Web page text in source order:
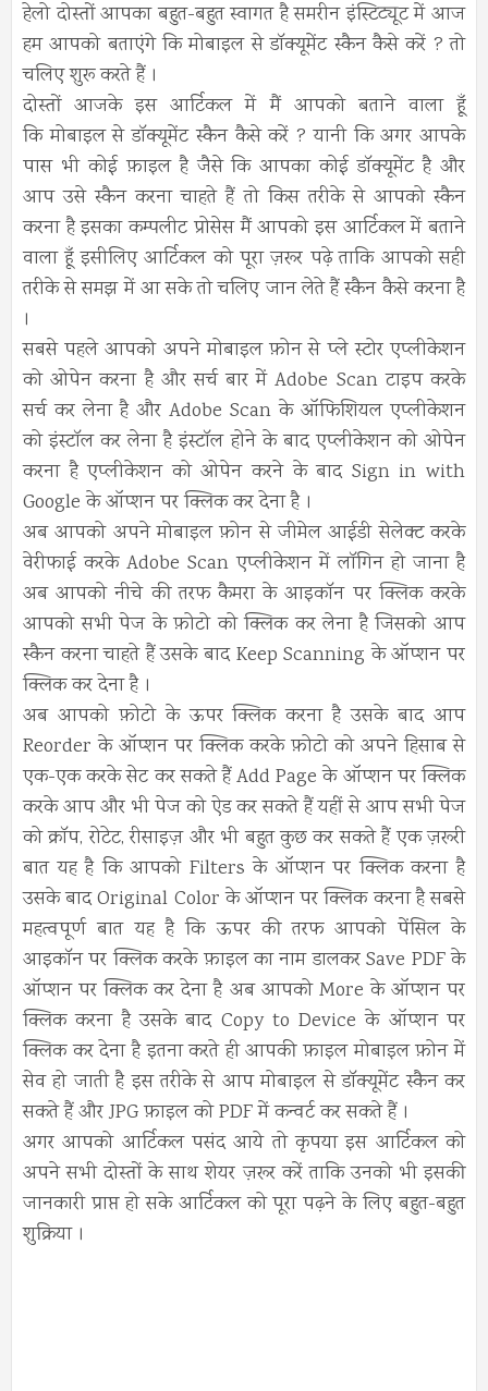
हेलो दोस्तों आपका बहुत-बहुत स्वागत है समरीन इंस्टिट्यूट में आज
हम आपको बताएंगे कि मोबाइल से डॉक्यूमेंट स्कैन कैसे करें ? तो
चलिए शुरू करते हैं ।
दोस्तों आजके इस आर्टिकल में मैं आपको बताने वाला हूँ
कि मोबाइल से डॉक्यूमेंट स्कैन कैसे करें ? यानी कि अगर आपके
पास भी कोई फ़ाइल है जैसे कि आपका कोई डॉक्यूमेंट है और
आप उसे स्कैन करना चाहते हैं तो किस तरीके से आपको स्कैन
करना है इसका कम्पलीट प्रोसेस मैं आपको इस आर्टिकल में बताने
वाला हूँ इसीलिए आर्टिकल को पूरा ज़रूर पढ़े ताकि आपको सही
तरीके से समझ में आ सके तो चलिए जान लेते हैं स्कैन कैसे करना है
।
सबसे पहले आपको अपने मोबाइल फ़ोन से प्ले स्टोर एप्लीकेशन
को ओपेन करना है और सर्च बार में Adobe Scan टाइप करके
सर्च कर लेना है और Adobe Scan के ऑफिशियल एप्लीकेशन
को इंस्टॉल कर लेना है इंस्टॉल होने के बाद एप्लीकेशन को ओपेन
करना है एप्लीकेशन को ओपेन करने के बाद Sign in with
Google के ऑप्शन पर क्लिक कर देना है ।
अब आपको अपने मोबाइल फ़ोन से जीमेल आईडी सेलेक्ट करके
वेरीफाई करके Adobe Scan एप्लीकेशन में लॉगिन हो जाना है
अब आपको नीचे की तरफ कैमरा के आइकॉन पर क्लिक करके
आपको सभी पेज के फ़ोटो को क्लिक कर लेना है जिसको आप
स्कैन करना चाहते हैं उसके बाद Keep Scanning के ऑप्शन पर
क्लिक कर देना है ।
अब आपको फ़ोटो के ऊपर क्लिक करना है उसके बाद आप
Reorder के ऑप्शन पर क्लिक करके फ़ोटो को अपने हिसाब से
एक-एक करके सेट कर सकते हैं Add Page के ऑप्शन पर क्लिक
करके आप और भी पेज को ऐड कर सकते हैं यहीं से आप सभी पेज
को क्रॉप, रोटेट, रीसाइज़ और भी बहुत कुछ कर सकते हैं एक ज़रूरी
बात यह है कि आपको Filters के ऑप्शन पर क्लिक करना है
उसके बाद Original Color के ऑप्शन पर क्लिक करना है सबसे
महत्वपूर्ण बात यह है कि ऊपर की तरफ आपको पेंसिल के
आइकॉन पर क्लिक करके फ़ाइल का नाम डालकर Save PDF के
ऑप्शन पर क्लिक कर देना है अब आपको More के ऑप्शन पर
क्लिक करना है उसके बाद Copy to Device के ऑप्शन पर
क्लिक कर देना है इतना करते ही आपकी फ़ाइल मोबाइल फ़ोन में
सेव हो जाती है इस तरीके से आप मोबाइल से डॉक्यूमेंट स्कैन कर
सकते हैं और JPG फ़ाइल को PDF में कन्वर्ट कर सकते हैं ।
अगर आपको आर्टिकल पसंद आये तो कृपया इस आर्टिकल को
अपने सभी दोस्तों के साथ शेयर ज़रूर करें ताकि उनको भी इसकी
जानकारी प्राप्त हो सके आर्टिकल को पूरा पढ़ने के लिए बहुत-बहुत
शुक्रिया ।